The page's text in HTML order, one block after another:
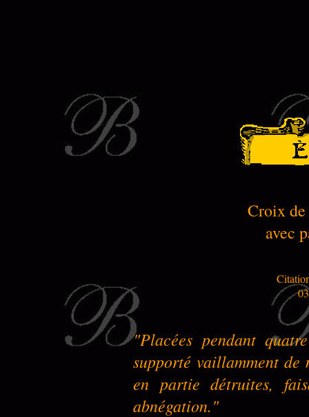
Croix
avec
"Placées pendant
supporté vaillamment de
en partie détruites,
abnégation."